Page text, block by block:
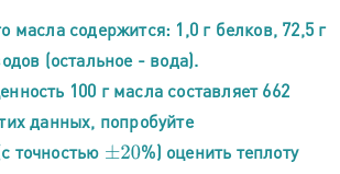
масла содержится: 1,0 г белков, 72,5 г
(остальное - вода).
100 г масла составляет 662
данных, попробуйте
точностью ±20 %) оценить теплоту